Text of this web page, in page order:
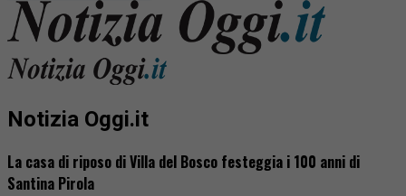
Notizia Oggi.it
La casa di riposo di Villa del Bosco festeggia i 100 anni di
Santina Pirola